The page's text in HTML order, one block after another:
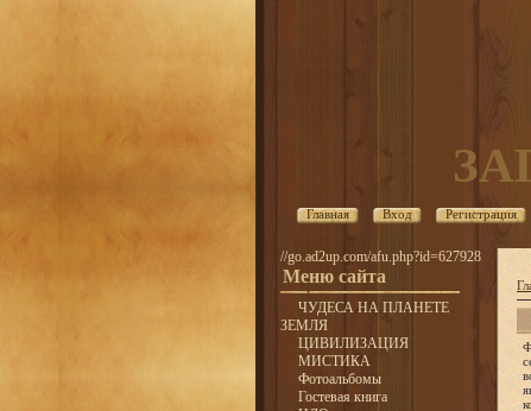
Главная Вход Регистрация
//go.ad2up.com/afu.php?id=627928
Меню сайта
ЧУДЕСА НА ПЛАНЕТЕ
ЗЕМЛЯ
ЦИВИЛИЗАЦИЯ
МИСТИКА
Фотоальбомы
Гостевая книга